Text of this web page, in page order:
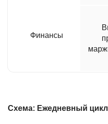
Финансы
Схема: Ежедневный